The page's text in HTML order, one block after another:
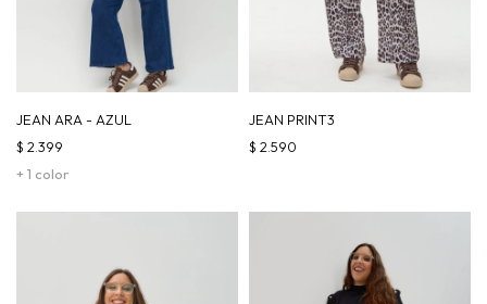
JEAN ARA - AZUL
+ 1 color
$ 2.399
JEAN PRINT3
$ 2.590